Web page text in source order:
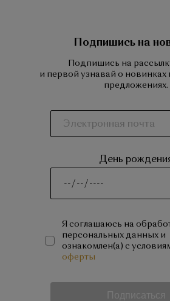
Подпишись на
Подпишись на
и первой узнавай о новинках
предложениях.
День
Я соглашаюсь на
персональных данных и
ознакомлен(а) с
оферты
Подписаться